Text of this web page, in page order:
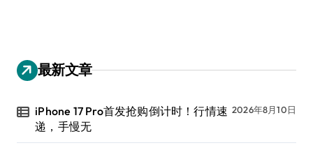
最新文章
iPhone 17 Pro首发抢购倒计时！行情速
递，手慢无
2026年8月10日